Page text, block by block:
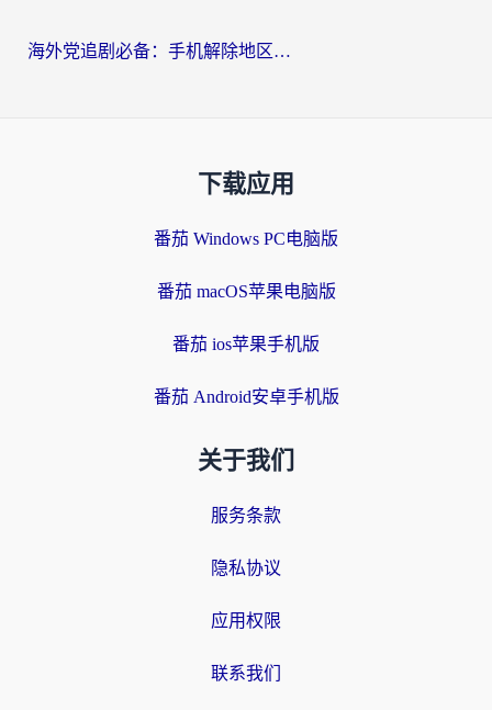
海外党追剧必备：手机解除地区限制app怎么选？解决央视视频&国内剧地区限制全指南
下载应用
番茄 Windows PC电脑版
番茄 macOS苹果电脑版
番茄 ios苹果手机版
番茄 Android安卓手机版
关于我们
服务条款
隐私协议
应用权限
联系我们